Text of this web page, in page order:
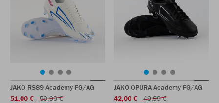
JAKO RS89 Academy FG/AG
51,00 €
59,99 €
JAKO OPURA Academy FG/AG
42,00 €
49,99 €